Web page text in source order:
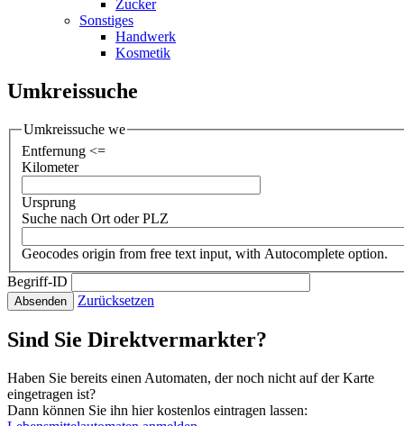
Zucker
Sonstiges
Handwerk
Kosmetik
Umkreissuche
Umkreissuche we
Entfernung <=
Kilometer
Ursprung
Suche nach Ort oder PLZ
Geocodes origin from free text input, with Autocomplete option.
Begriff-ID
Absenden Zurücksetzen
Sind Sie Direktvermarkter?
Haben Sie bereits einen Automaten, der noch nicht auf der Karte
eingetragen ist?
Dann können Sie ihn hier kostenlos eintragen lassen: